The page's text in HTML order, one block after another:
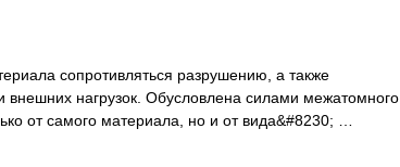
сопротивляться разрушению, а также
нагрузок. Обусловлена силами межатомного
от самого материала, но и от вида&#8230; …